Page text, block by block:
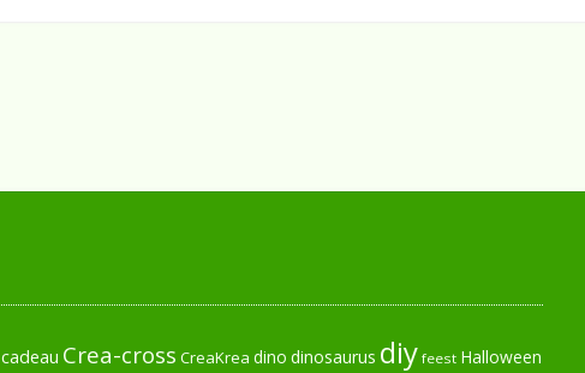
cadeau Crea-cross CreaKrea dino dinosaurus diy feest Halloween